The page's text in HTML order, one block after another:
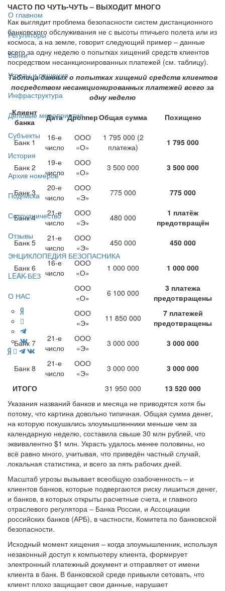
О главном
Регуляторы
Банки
Угрозы и решения
Инфраструктура
Деловые мероприятия
Субъекты
История
Архив номеров
Подписка
Сотрудничество
Отзывы
ЭНЦИКЛОПЕДИЯ БЕЗОПАСНИКА
LEAK-БЕЗ
О НАС
ЧАСТО ПО ЧУТЬ-ЧУТЬ – ВЫХОДИТ МНОГО
Как выглядит проблема безопасности систем дистанционного
банковского обслуживания не с высоты птичьего полета или из
космоса, а на земле, говорит следующий пример – данные
всего за одну неделю о попытках хищений средств клиентов
посредством несанкционированных платежей (см. таблицу).
Таблица данных о попытках хищений средств клиентов
посредством несанкционированных платежей всего за
одну неделю
Клиент
банка
Дата ДропперОбщая сумма Похищено
Банк 1
16-е
число
ООО
«О»
1 795 000 (2
платежа)
1 795 000
Банк 2
19-е
число
ООО
«О»
3 500 000 3 500 000
Банк 3
20-е
число
ООО
«Э»
775 000 775 000
Банк 4
21-е
число
ООО
«Э»
480 000
1 платёж
предотвращён
Банк 5
21-е
число
ООО
«Э»
450 000 450 000
Банк 6
16-е
число
ООО
«О»
1 000 000
1 000 000
ООО
«О»
6 100 000
3 платежа
предотвращены
ООО
«Э»
11 850 000
7 платежей
предотвращены
Банк 7
21-е
число
ООО
«Э»
3 000 000 3 000 000
Банк 8
21-е
число
ООО
«Э»
3 000 000
3 000 000
ИТОГО
31 950 000
13 520 000
Указания названий банков и месяца не приводятся хотя бы
потому, что картина довольно типичная. Общая сумма денег,
на которую покушались злоумышленники меньше чем за
календарную неделю, составила свыше 30 млн рублей, что
эквивалентно $1 млн. Украсть удалось менее половины, но
всё равно много, учитывая, что приведён частный случай,
локальная статистика, и всего за пять рабочих дней.
Масштаб угрозы вызывает всеобщую озабоченность – и
клиентов банков, которые подвергаются риску лишиться денег,
и банков, в которых открыты расчетные счета, и главного
отраслевого регулятора – Банка России, и Ассоциации
российских банков (АРБ), в частности, Комитета по банковской
безопасности.
Исходный момент хищения – когда злоумышленник, используя
незаконный доступ к компьютеру клиента, формирует
электронный платежный документ и отправляет от имени
клиента в банк. В банковской среде привыкли сетовать, что
клиент плохо защищает свои данные, нарушает